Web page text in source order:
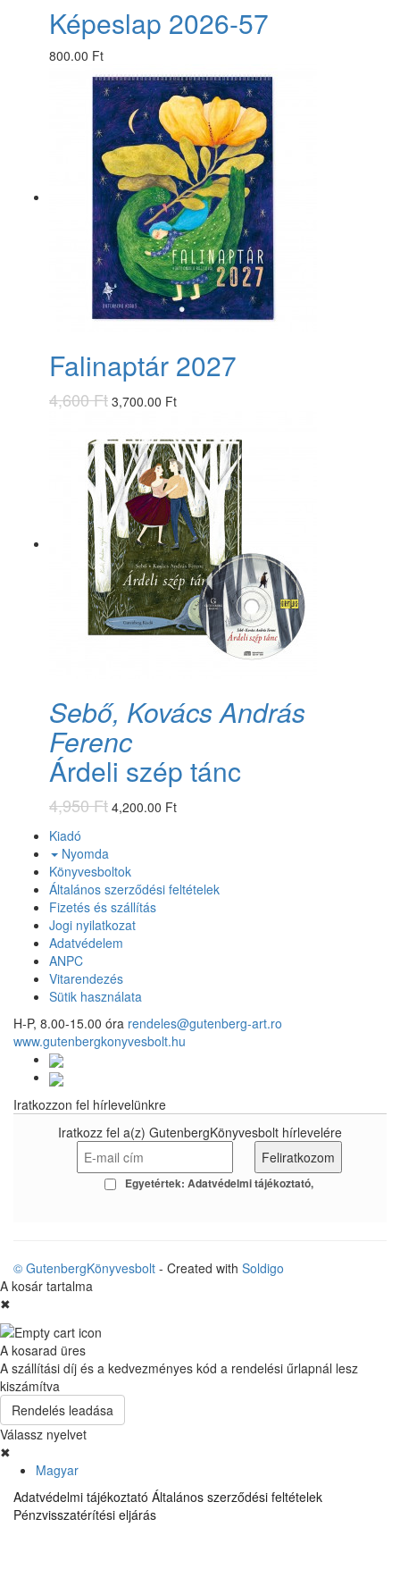
Képeslap 2026-57
800.00 Ft
Falinaptár 2027
4,600 Ft 3,700.00 Ft
Sebő, Kovács András
Ferenc
Árdeli szép tánc
4,950 Ft 4,200.00 Ft
Kiadó
Nyomda
Könyvesboltok
Általános szerződési feltételek
Fizetés és szállítás
Jogi nyilatkozat
Adatvédelem
ANPC
Vitarendezés
Sütik használata
H-P, 8.00-15.00 óra rendeles@gutenberg-art.ro
www.gutenbergkonyvesbolt.hu
Iratkozzon fel hírlevelünkre
Iratkozz fel a(z) GutenbergKönyvesbolt hírlevelére
Egyetértek: Adatvédelmi tájékoztató
© GutenbergKönyvesbolt - Created with Soldigo
A kosár tartalma
✖
A kosarad üres
A szállítási díj és a kedvezményes kód a rendelési űrlapnál lesz
kiszámítva
Rendelés leadása
Válassz nyelvet
✖
Magyar
Adatvédelmi tájékoztató Általános szerződési feltételek
Pénzvisszatérítési eljárás